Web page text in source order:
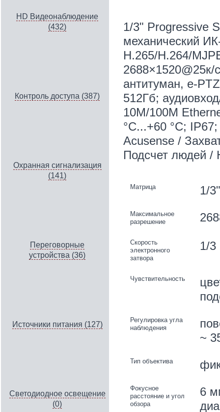
HD Видеонаблюдение
(432)
Контроль доступа (387)
Охранная сигнализация
(141)
Переговорные
устройства (36)
Источники питания (127)
Светодиодное освещение
(0)
1/3" Progressive
механический
H.265/H.264/
антитуман, e-
512Гб;
10M/100M
°C...+60 °C;
Acusense /
Подсчет людей /
Матрица 1/
Максимальное
разрешение
Скорость
электронного
затвора
1/3
Чувствительность
Регулировка угла
наблюдения
~
Тип объектива
Фокусное
расстояние и угол
обзора
6